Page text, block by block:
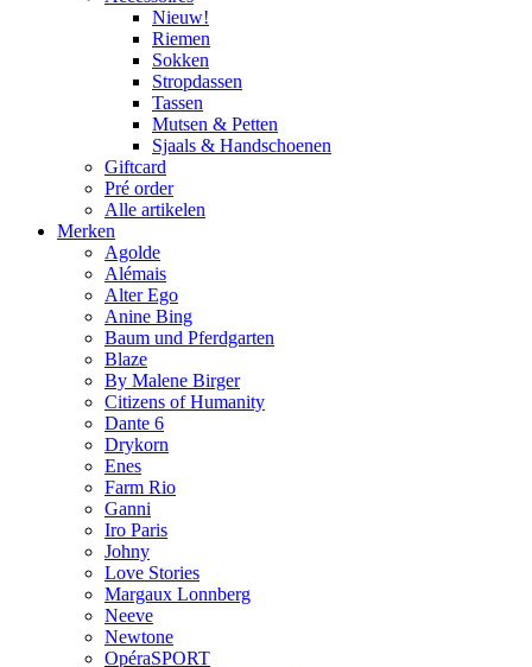
Nieuw!
Riemen
Sokken
Stropdassen
Tassen
Mutsen & Petten
Sjaals & Handschoenen
Giftcard
Pré order
Alle artikelen
Merken
Agolde
Alémais
Alter Ego
Anine Bing
Baum und Pferdgarten
Blaze
By Malene Birger
Citizens of Humanity
Dante 6
Drykorn
Enes
Farm Rio
Ganni
Iro Paris
Johny
Love Stories
Margaux Lonnberg
Neeve
Newtone
OpéraSPORT